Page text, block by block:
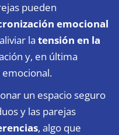
pueden
emocional
la tensión en la
y, en última
un espacio seguro
y las parejas
, algo que